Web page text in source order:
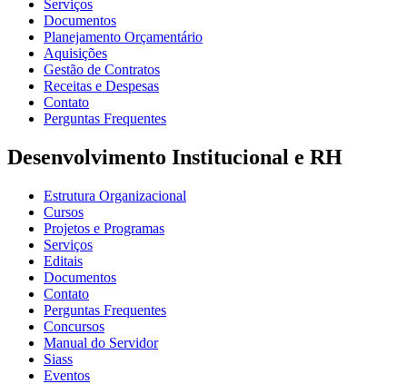
Serviços
Documentos
Planejamento Orçamentário
Aquisições
Gestão de Contratos
Receitas e Despesas
Contato
Perguntas Frequentes
Desenvolvimento Institucional e RH
Estrutura Organizacional
Cursos
Projetos e Programas
Serviços
Editais
Documentos
Contato
Perguntas Frequentes
Concursos
Manual do Servidor
Siass
Eventos